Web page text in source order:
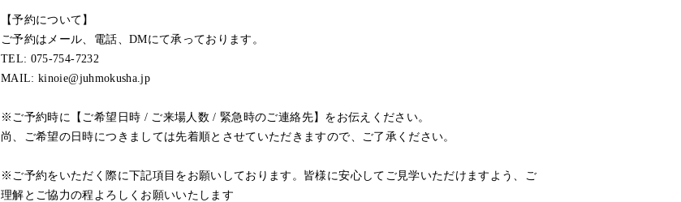
【予約について】
ご予約はメール、電話、DMにて承っております。
TEL: 075-754-7232
MAIL: kinoie@juhmokusha.jp
※ご予約時に【ご希望日時 / ご来場人数 / 緊急時のご連絡先】をお伝えください。
尚、ご希望の日時につきましては先着順とさせていただきますので、ご了承ください。
※ご予約をいただく際に下記項目をお願いしております。皆様に安心してご見学いただけますよう、ご
理解とご協力の程よろしくお願いいたします